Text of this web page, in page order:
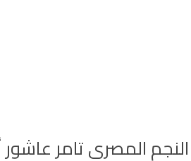
بعد 6 أشهر من الزواج، أثبت